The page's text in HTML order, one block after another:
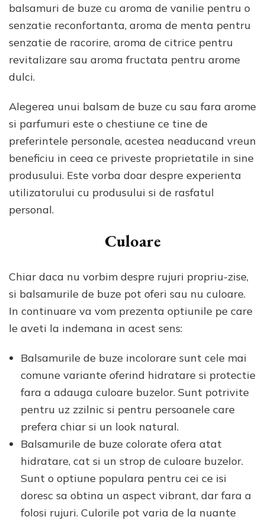
balsamuri de buze cu aroma de vanilie pentru o
senzatie reconfortanta, aroma de menta pentru
senzatie de racorire, aroma de citrice pentru
revitalizare sau aroma fructata pentru arome
dulci.
Alegerea unui balsam de buze cu sau fara arome
si parfumuri este o chestiune ce tine de
preferintele personale, acestea neaducand vreun
beneficiu in ceea ce priveste proprietatile in sine
produsului. Este vorba doar despre experienta
utilizatorului cu produsului si de rasfatul
personal.
Culoare
Chiar daca nu vorbim despre rujuri propriu-zise,
si balsamurile de buze pot oferi sau nu culoare.
In continuare va vom prezenta optiunile pe care
le aveti la indemana in acest sens:
Balsamurile de buze incolorare sunt cele mai
comune variante oferind hidratare si protectie
fara a adauga culoare buzelor. Sunt potrivite
pentru uz zzilnic si pentru persoanele care
prefera chiar si un look natural.
Balsamurile de buze colorate ofera atat
hidratare, cat si un strop de culoare buzelor.
Sunt o optiune populara pentru cei ce isi
doresc sa obtina un aspect vibrant, dar fara a
folosi rujuri. Culorile pot varia de la nuante